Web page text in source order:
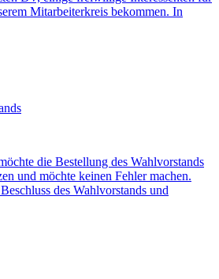
Mitarbeiterkreis bekommen. In
die Bestellung des Wahlvorstands
und möchte keinen Fehler machen.
des Wahlvorstands und